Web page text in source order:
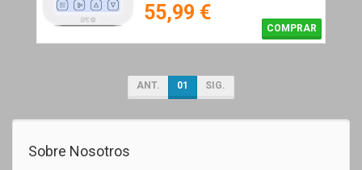
55,99 €
COMPRAR
ANT. 01 SIG.
Sobre Nosotros